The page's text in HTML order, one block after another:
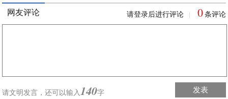
网友评论 请登录后进行评论 0 条评论
请文明发言，还可以输入 140字 发表